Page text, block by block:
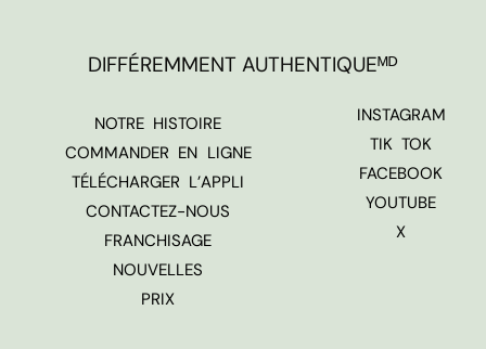
DIFFÉREMMENT AUTHENTIQUEᴹᴰ
NOTRE HISTOIRE
COMMANDER EN LIGNE
TÉLÉCHARGER L’APPLI
CONTACTEZ-NOUS
FRANCHISAGE
NOUVELLES
PRIX
INSTAGRAM
TIK TOK
FACEBOOK
YOUTUBE
X